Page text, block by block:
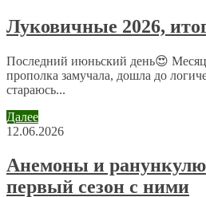
персональных данных.Политика
Луковичные 2026,
Последний июньский день😍
прополка замучала, дошла до
стараюсь...
Далее
12.06.2026
Анемоны и
первый сезон с ними